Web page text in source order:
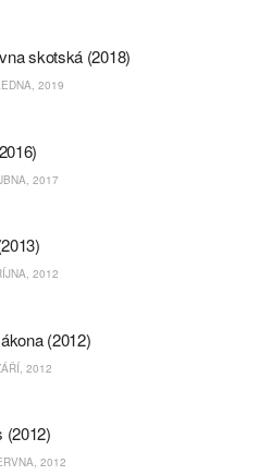
skotská (2018)
2019
2017
2012
(2012)
2012
(2012)
2012